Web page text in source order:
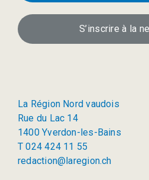
S’inscrire à la
La Région Nord vaudois
Rue du Lac 14
1400 Yverdon-les-Bains
T 024 424 11 55
redaction@laregion.ch